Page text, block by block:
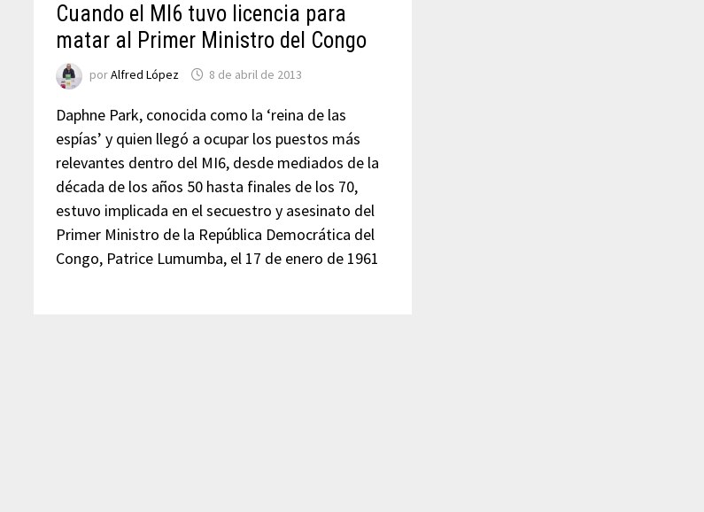
Cuando el MI6 tuvo licencia para
matar al Primer Ministro del Congo
porAlfred López 8 de abril de 2013
Daphne Park, conocida como la ‘reina de las
espías’ y quien llegó a ocupar los puestos más
relevantes dentro del MI6, desde mediados de la
década de los años 50 hasta finales de los 70,
estuvo implicada en el secuestro y asesinato del
Primer Ministro de la República Democrática del
Congo, Patrice Lumumba, el 17 de enero de 1961